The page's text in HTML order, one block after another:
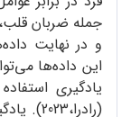
جمله ضربان
و در نهایت
این داده‌ها
یادگیری